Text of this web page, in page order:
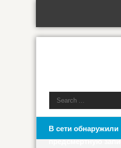
В сети обнаружили
предсмертную